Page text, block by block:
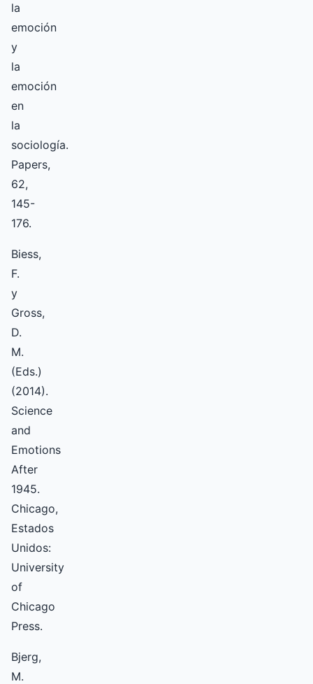
la
emoción
y
la
emoción
en
la
sociología.
Papers,
62,
145-
176.
Biess,
F.
y
Gross,
D.
M.
(Eds.)
(2014).
Science
and
Emotions
After
1945.
Chicago,
Estados
Unidos:
University
of
Chicago
Press.
Bjerg,
M.